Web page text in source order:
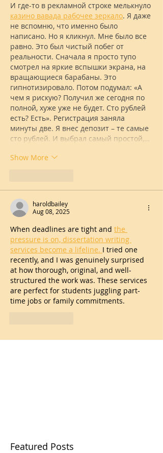
И где-то в рекламной строке мелькнуло
казино вавада рабочее зеркало. Я даже
не вспомню, что именно было
написано. Но я кликнул. Мне было все
равно. Это был чистый побег от
реальности. Сначала я просто тупо
смотрел на яркие вспышки экрана, на
вращающиеся барабаны. Это
гипнотизировало. Потом подумал: «А
чем я рискую? Получил же сегодня по
полной, хуже уже не будет. Сто рублей
есть? Есть». Регистрация заняла
минуты две. Я внес депозит – те самые
сто рублей. И выбрал самый простой,…
Show More
haroldbailey
Aug 08, 2025
When deadlines are tight and the
pressure is on, dissertation writing
services become a lifeline. I tried one
recently, and I was genuinely surprised
at how thorough, original, and well-
structured the work was. These services
are perfect for students juggling part-
time jobs or family commitments.
Featured Posts